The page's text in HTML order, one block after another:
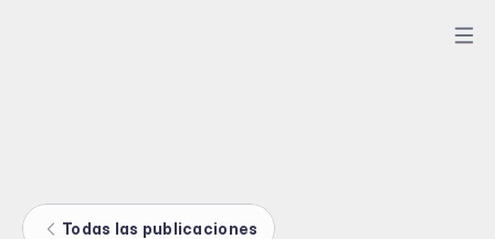
Todas las publicaciones